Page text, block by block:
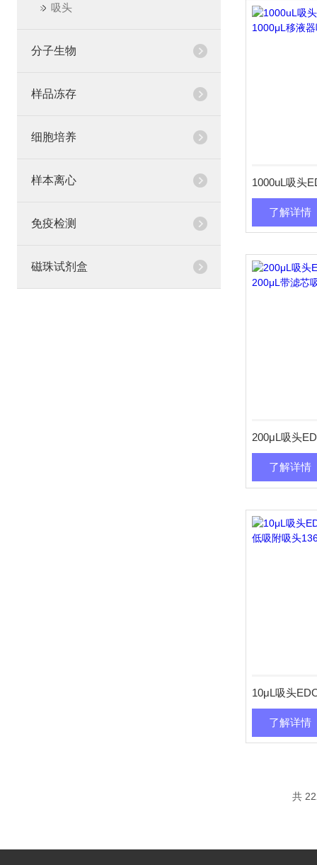
吸头
分子生物
样品冻存
细胞培养
样本离心
免疫检测
磁珠试剂盒
了解详情
了解详情
了解详情
共